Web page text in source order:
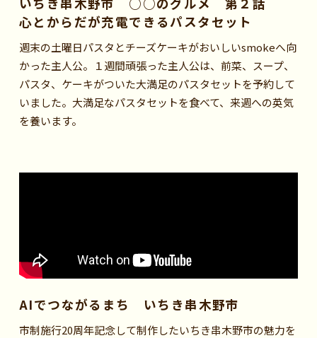
心とからだが充電できるパスタセット
週末の土曜日パスタとチーズケーキがおいしいsmokeへ向
かった主人公。１週間頑張った主人公は、前菜、スープ、
パスタ、ケーキがついた大満足のパスタセットを予約して
いました。大満足なパスタセットを食べて、来週への英気
を養います。
AIでつながるまち いちき串木野市
市制施行20周年記念して制作したいちき串木野市の魅力を